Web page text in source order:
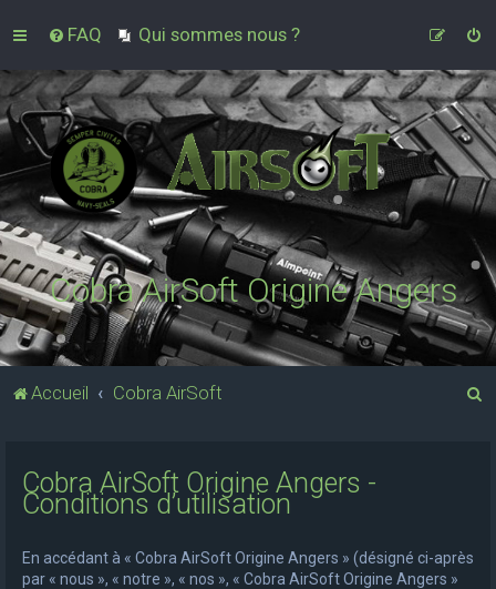
FAQ Qui sommes nous ?
Cobra AirSoft Origine Angers
Accueil Cobra AirSoft
Cobra AirSoft Origine Angers -
Conditions d’utilisation
En accédant à « Cobra AirSoft Origine Angers » (désigné ci-après
par « nous », « notre », « nos », « Cobra AirSoft Origine Angers »